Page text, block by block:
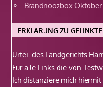
Brandnoozbox
ERKLÄRUNG ZU
Urteil des Landgerichts
Für alle Links die von
Ich distanziere mich